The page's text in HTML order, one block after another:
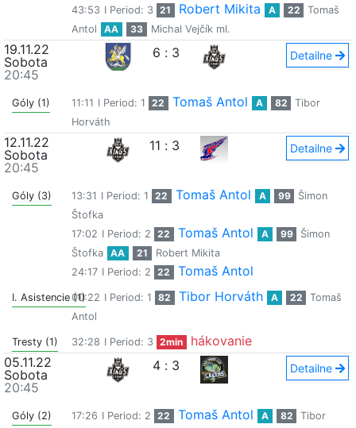
43:53 I Period: 3 21 Robert Mikita A 22
Tomaš
Antol
AA 33 Michal Vejčík ml.
19.11.22
Sobota
20:45
6 : 3 Detailne
Góly (1) 11:11 I Period: 1 22 Tomaš Antol A 82
Tibor
Horváth
12.11.22
Sobota
20:45
11 : 3 Detailne
Góly (3) 13:31 I Period: 1 22 Tomaš Antol A 99
Šimon
Štofka
17:02 I Period: 2 22 Tomaš Antol A 99
Šimon
Štofka
AA 21
Robert Mikita
24:17 I Period: 2 22 Tomaš Antol
I. Asistencie (1)00:22 I Period: 1 82 Tibor Horváth A 22
Tomaš
Antol
Tresty (1) 32:28 I Period: 3 2min
hákovanie
05.11.22
Sobota
20:45
4 : 3 Detailne
Góly (2) 17:26 I Period: 2 22 Tomaš Antol A 82
Tibor